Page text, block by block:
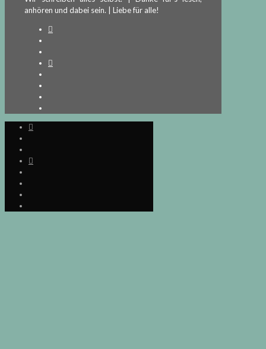
anhören und dabei sein. | Liebe für alle!